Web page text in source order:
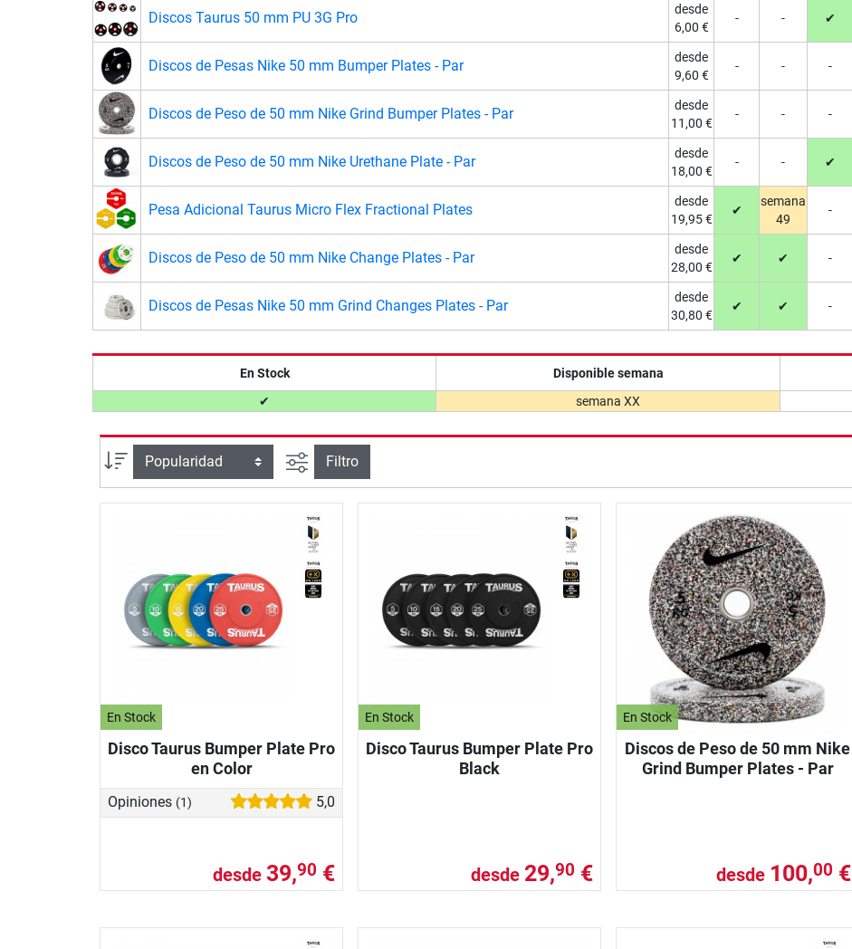
Discos Taurus 50 mm PU 3G Pro
desde
6,00 €
- - ✔
Discos de Pesas Nike 50 mm Bumper Plates - Par
desde
9,60 €
- - -
Discos de Peso de 50 mm Nike Grind Bumper Plates - Par
desde
11,00 €
- - -
Discos de Peso de 50 mm Nike Urethane Plate - Par
desde
18,00 €
- - ✔
Pesa Adicional Taurus Micro Flex Fractional Plates
desde
19,95 €
✔
semana
49
-
Discos de Peso de 50 mm Nike Change Plates - Par
desde
28,00 €
✔ ✔ -
Discos de Pesas Nike 50 mm Grind Changes Plates - Par
desde
30,80 €
✔ ✔ -
En Stock Disponible semana
✔
semana XX
Ordenar por Busqueda avanzada
Filtro
En Stock
Disco Taurus Bumper Plate Pro
en Color
Opiniones (1) 5,0
desde 39,90 €
En Stock
Disco Taurus Bumper Plate Pro
Black
desde 29,90 €
En Stock
Discos de Peso de 50 mm Nike
Grind Bumper Plates - Par
desde 100,00 €